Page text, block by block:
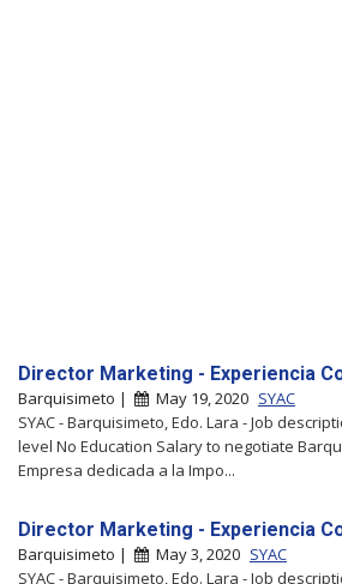
Director Marketing - Experiencia
Barquisimeto | May 19, 2020 SYAC
SYAC - Barquisimeto, Edo. Lara - Job
level No Education Salary to negotiate
Empresa dedicada a la Impo...
Director Marketing - Experiencia
Barquisimeto | May 3, 2020 SYAC
SYAC - Barquisimeto, Edo. Lara - Job